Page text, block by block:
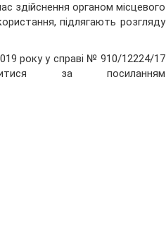
здійснення органом місцевого
підлягають розгляду
року у справі № 910/12224/17
за посиланням